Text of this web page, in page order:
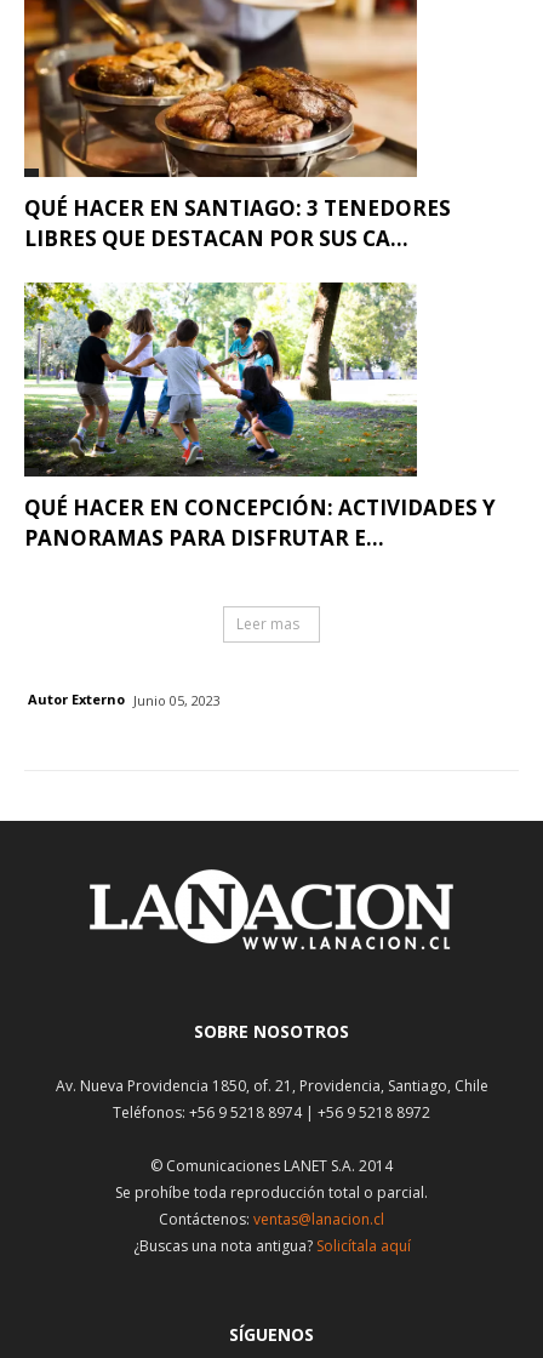
QUÉ HACER EN SANTIAGO: 3 TENEDORES
LIBRES QUE DESTACAN POR SUS CA...
QUÉ HACER EN CONCEPCIÓN: ACTIVIDADES Y
PANORAMAS PARA DISFRUTAR E...
Leer mas
Autor Externo Junio 05, 2023
SOBRE NOSOTROS
Av. Nueva Providencia 1850, of. 21, Providencia, Santiago, Chile
Teléfonos: +56 9 5218 8974 | +56 9 5218 8972
© Comunicaciones LANET S.A. 2014
Se prohíbe toda reproducción total o parcial.
Contáctenos: ventas@lanacion.cl
¿Buscas una nota antigua? Solicítala aquí
SÍGUENOS